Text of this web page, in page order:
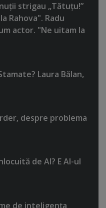
strigau „Tătuţu!”
Rahova". Radu
actor. "Ne uitam la
Laura Bălan,
despre problema
de AI? E AI-ul
de inteligenţa